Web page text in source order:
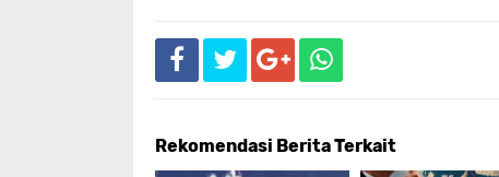
Rekomendasi Berita Terkait